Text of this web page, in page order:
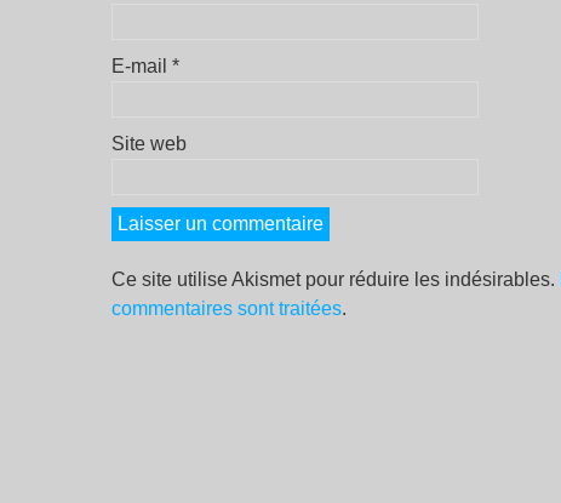
E-mail *
Site web
Ce site utilise Akismet pour réduire les indésirables.
commentaires sont traitées.